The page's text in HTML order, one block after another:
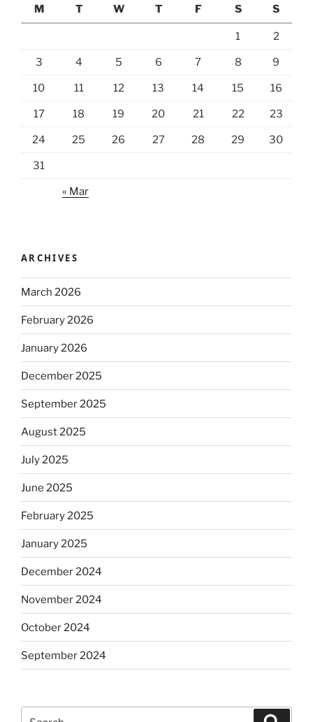
M
T W T F S S
1 2
3 4 5 6 7 8 9
10 11 12 13 14 15 16
17 18 19 20 21 22 23
24 25 26 27 28 29 30
31
« Mar
ARCHIVES
March 2026
February 2026
January 2026
December 2025
September 2025
August 2025
July 2025
June 2025
February 2025
January 2025
December 2024
November 2024
October 2024
September 2024